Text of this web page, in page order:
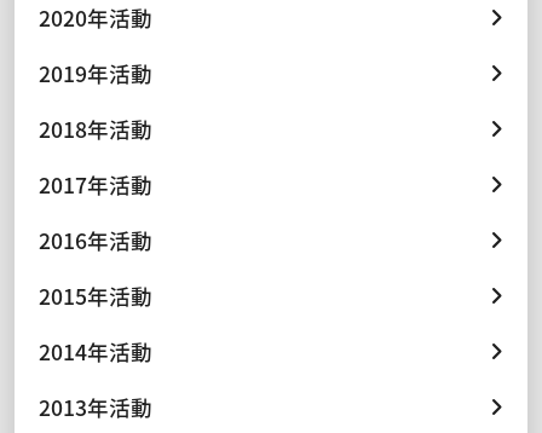
2020年活動
2019年活動
2018年活動
2017年活動
2016年活動
2015年活動
2014年活動
2013年活動